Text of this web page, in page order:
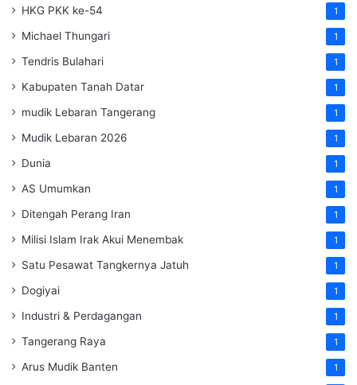
HKG PKK ke-54 1
Michael Thungari 1
Tendris Bulahari 1
Kabupaten Tanah Datar 1
mudik Lebaran Tangerang 1
Mudik Lebaran 2026 1
Dunia 1
AS Umumkan 1
Ditengah Perang Iran 1
Milisi Islam Irak Akui Menembak 1
Satu Pesawat Tangkernya Jatuh 1
Dogiyai 1
Industri & Perdagangan 1
Tangerang Raya 1
Arus Mudik Banten 1